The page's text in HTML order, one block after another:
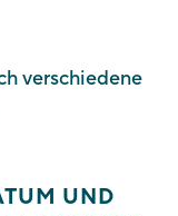
verschiedene
UND